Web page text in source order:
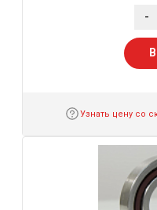
-
Узнать цену со